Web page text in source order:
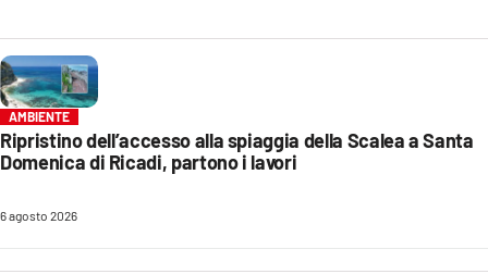
AMBIENTE
SOCIETÀ
CULTURA
ECONOMIA E LAVORO
AMBIENTE
Ripristino dell’accesso alla spiaggia della Scalea a Santa
Domenica di Ricadi, partono i lavori
6 agosto 2026